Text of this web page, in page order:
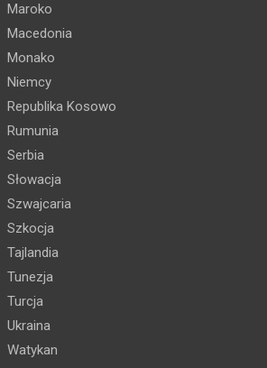
Maroko
Macedonia
Monako
Niemcy
Republika Kosowo
Rumunia
Serbia
Słowacja
Szwajcaria
Szkocja
Tajlandia
Tunezja
Turcja
Ukraina
Watykan